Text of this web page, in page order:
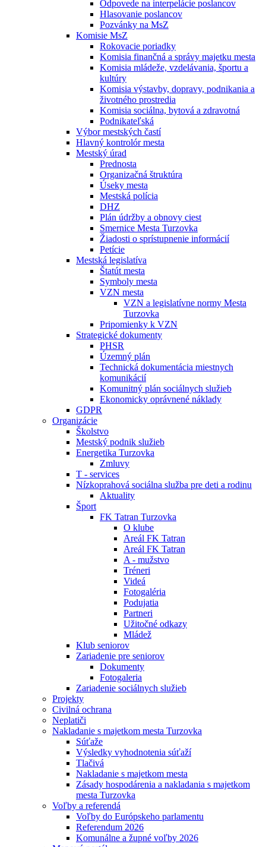
Odpovede na interpelácie poslancov
Hlasovanie poslancov
Pozvánky na MsZ
Komisie MsZ
Rokovacie poriadky
Komisia finančná a správy majetku mesta
Komisia mládeže, vzdelávania, športu a
kultúry
Komisia výstavby, dopravy, podnikania a
životného prostredia
Komisia sociálna, bytová a zdravotná
Podnikateľská
Výbor mestských častí
Hlavný kontrolór mesta
Mestský úrad
Prednosta
Organizačná štruktúra
Úseky mesta
Mestská polícia
DHZ
Plán údržby a obnovy ciest
Smernice Mesta Turzovka
Žiadosti o sprístupnenie informácií
Petície
Mestská legislatíva
Štatút mesta
Symboly mesta
VZN mesta
VZN a legislatívne normy Mesta
Turzovka
Pripomienky k VZN
Strategické dokumenty
PHSR
Územný plán
Technická dokumentácia miestnych
komunikácií
Komunitný plán sociálnych služieb
Ekonomicky oprávnené náklady
GDPR
Organizácie
Školstvo
Mestský podnik služieb
Energetika Turzovka
Zmluvy
T - services
Nízkoprahová sociálna služba pre deti a rodinu
Aktuality
Šport
FK Tatran Turzovka
O klube
Areál FK Tatran
Areál FK Tatran
A - mužstvo
Tréneri
Videá
Fotogaléria
Podujatia
Partneri
Užitočné odkazy
Mládež
Klub seniorov
Zariadenie pre seniorov
Dokumenty
Fotogaleria
Zariadenie sociálnych služieb
Projekty
Civilná ochrana
Neplatiči
Nakladanie s majetkom mesta Turzovka
Súťaže
Výsledky vyhodnotenia súťaží
Tlačivá
Nakladanie s majetkom mesta
Zásady hospodárenia a nakladania s majetkom
mesta Turzovka
Voľby a referendá
Voľby do Európskeho parlamentu
Referendum 2026
Komunálne a župné voľby 2026